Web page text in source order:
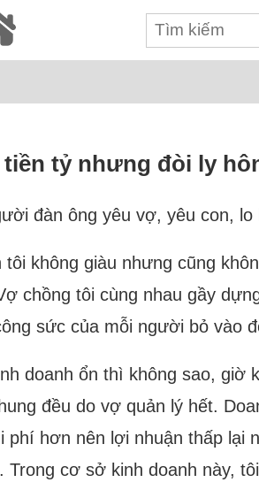
tỷ nhưng đòi ly
đàn ông yêu vợ, yêu con,
tôi không giàu nhưng cũng
chồng tôi cùng nhau gầy
sức của mỗi người bỏ vào
doanh ổn thì không sao, giờ
đều do vợ quản lý hết.
phí hơn nên lợi nhuận thấp lại
Trong cơ sở kinh doanh này,